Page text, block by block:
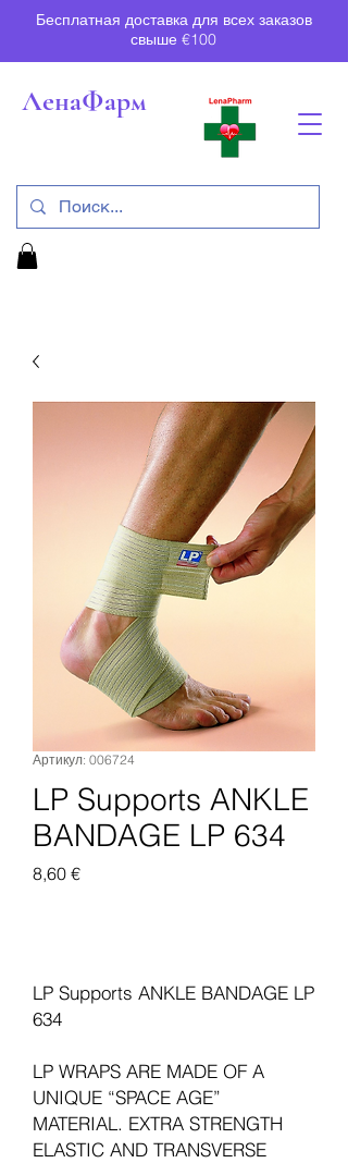
Бесплатная доставка для всех заказов
свыше €100
ЛенаФарм
Артикул: 006724
LP Supports ANKLE
BANDAGE LP 634
8,60 €Цена
LP Supports ANKLE BANDAGE LP
634
LP WRAPS ARE MADE OF A
UNIQUE “SPACE AGE”
MATERIAL. EXTRA STRENGTH
ELASTIC AND TRANSVERSE